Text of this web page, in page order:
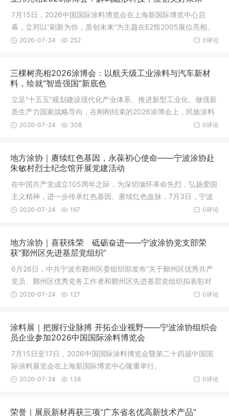
7月15日，2026中国国际涂料博览会在上海新国际博览中心启
幕，立邦以“刷新为你，质创未来”为主题在E2馆2005展位亮相。
0评论
2026-07-24 252
三棵树亮相2026涂博会：以航天级工业涂料与汽车新材
料，绘就“智造强国”新底色
立足“十五五”规划建设现代化产业体系、推进新型工业化、做强新
质生产力国家战略导向，在刚刚结束的2026涂博会上，民族涂料
领军企业三棵树，携工业涂料航天技术转化成果与汽车新材料全
0评论
2026-07-24 308
地方涂协｜赓续红色基因，永葆初心使命——宁波涂协赴
朱敏村烈士纪念馆开展党建活动
在中国共产党成立105周年之际，为深切缅怀革命先烈，弘扬爱国
主义精神，进一步传承红色基因、赓续红色血脉，7月3日，宁波
市涂料与涂装行业协会党支部赴横街朱敏村烈士纪念馆开展“赓续
0评论
2026-07-24 167
地方涂协｜喜获殊荣 砥砺奋进——宁波涂协党支部荣
获“鄞州区先进基层党组织”
6月26日，中共宁波市鄞州区委组织部发布“关于鄞州区优秀共产
党员、鄞州区优秀党务工作者和鄞州区先进基层党组织拟表彰对
象的公示”，宁波市涂料与涂装行业协会党支部凭借扎实的党建工
0评论
2026-07-24 127
涂料展｜把握行业脉搏 开拓企业视野——宁波涂协组织会
员企业参加2026中国国际涂料博览会
7月15日至17日，2026中国国际涂料博览会暨第二十四届中国国
际涂料展览会在上海新国际博览中心隆重举行。
0评论
2026-07-24 138
荣誉｜展辰新材再获三项“广东省名优高新技术产品”